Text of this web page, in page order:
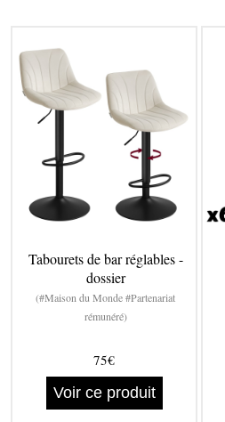
Tabourets de bar réglables -
dossier
(#Maison du Monde #Partenariat
rémunéré)
75€
Voir ce produit